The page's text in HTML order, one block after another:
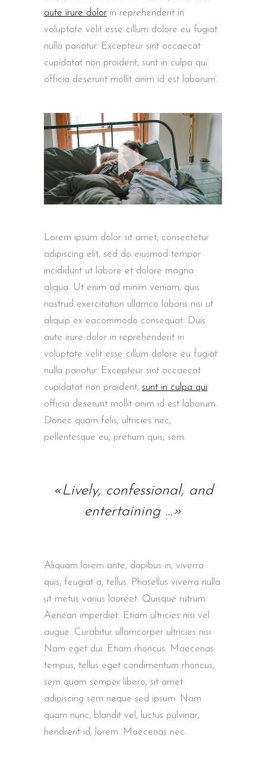
aute irure dolor in reprehenderit in
voluptate velit esse cillum dolore eu fugiat
nulla pariatur. Excepteur sint occaecat
cupidatat non proident, sunt in culpa qui
officia deserunt mollit anim id est laborum.
Lorem ipsum dolor sit amet, consectetur
adipiscing elit, sed do eiusmod tempor
incididunt ut labore et dolore magna
aliqua. Ut enim ad minim veniam, quis
nostrud exercitation ullamco laboris nisi ut
aliquip ex eacommodo consequat. Duis
aute irure dolor in reprehenderit in
voluptate velit esse cillum dolore eu fugiat
nulla pariatur. Excepteur sint occaecat
cupidatat non proident, sunt in culpa qui
officia deserunt mollit anim id est laborum.
Donec quam felis, ultricies nec,
pellentesque eu, pretium quis, sem.
«Lively, confessional, and
entertaining …»
Aliquam lorem ante, dapibus in, viverra
quis, feugiat a, tellus. Phasellus viverra nulla
ut metus varius laoreet. Quisque rutrum.
Aenean imperdiet. Etiam ultricies nisi vel
augue. Curabitur ullamcorper ultricies nisi.
Nam eget dui. Etiam rhoncus. Maecenas
tempus, tellus eget condimentum rhoncus,
sem quam semper libero, sit amet
adipiscing sem neque sed ipsum. Nam
quam nunc, blandit vel, luctus pulvinar,
hendrerit id, lorem. Maecenas nec.